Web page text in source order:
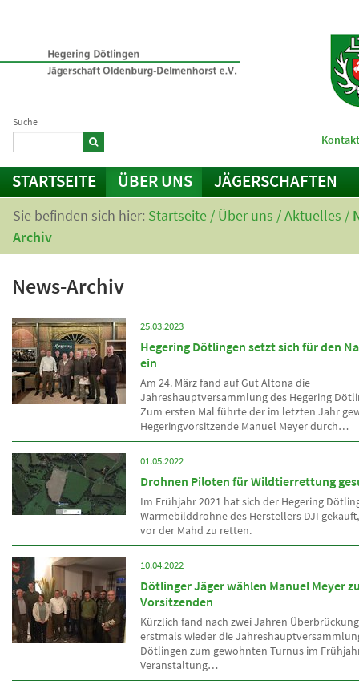
Suche
STARTSEITE ÜBER UNS JÄGERSCHAFTEN
Sie befinden sich hier: Startseite / Über uns /Aktuelles /
Archiv
News-Archiv
25.03.2023
Hegering Dötlingen setzt sich für den
ein
Am 24. März fand auf Gut Altona die
Jahreshauptversammlung des Hegering
Zum ersten Mal führte der im letzten Jahr
Hegeringvorsitzende Manuel Meyer durch…
01.05.2022
Drohnen Piloten für Wildtierrettung
Im Frühjahr 2021 hat sich der Hegering
Wärmebilddrohne des Herstellers DJI
vor der Mahd zu retten.
10.04.2022
Dötlinger Jäger wählen Manuel Meyer
Vorsitzenden
Kürzlich fand nach zwei Jahren
erstmals wieder die
Dötlingen zum gewohnten Turnus im
Veranstaltung…